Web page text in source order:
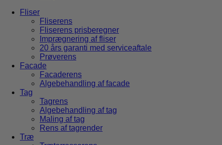
Fliser
Fliserens
Fliserens prisberegner
Imprægnering af fliser
20 års garanti med serviceaftale
Prøverens
Facade
Facaderens
Algebehandling af facade
Tag
Tagrens
Algebehandling af tag
Maling af tag
Rens af tagrender
Træ